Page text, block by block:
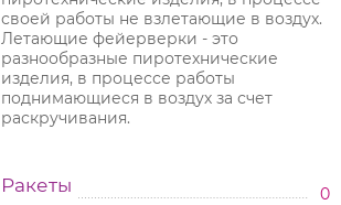
своей работы не взлетающие в воздух.
Летающие фейерверки - это
разнообразные пиротехнические
изделия, в процессе работы
поднимающиеся в воздух за счет
раскручивания.
Ракеты
0